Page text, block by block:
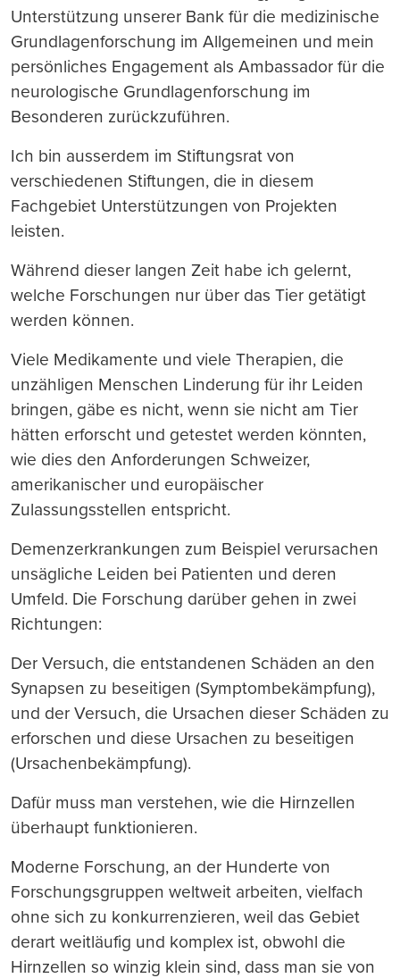
Unterstützung unserer Bank für die medizinische
Grundlagenforschung im Allgemeinen und mein
persönliches Engagement als Ambassador für die
neurologische Grundlagenforschung im
Besonderen zurückzuführen.
Ich bin ausserdem im Stiftungsrat von
verschiedenen Stiftungen, die in diesem
Fachgebiet Unterstützungen von Projekten
leisten.
Während dieser langen Zeit habe ich gelernt,
welche Forschungen nur über das Tier getätigt
werden können.
Viele Medikamente und viele Therapien, die
unzähligen Menschen Linderung für ihr Leiden
bringen, gäbe es nicht, wenn sie nicht am Tier
hätten erforscht und getestet werden könnten,
wie dies den Anforderungen Schweizer,
amerikanischer und europäischer
Zulassungsstellen entspricht.
Demenzerkrankungen zum Beispiel verursachen
unsägliche Leiden bei Patienten und deren
Umfeld. Die Forschung darüber gehen in zwei
Richtungen:
Der Versuch, die entstandenen Schäden an den
Synapsen zu beseitigen (Symptombekämpfung),
und der Versuch, die Ursachen dieser Schäden zu
erforschen und diese Ursachen zu beseitigen
(Ursachenbekämpfung).
Dafür muss man verstehen, wie die Hirnzellen
überhaupt funktionieren.
Moderne Forschung, an der Hunderte von
Forschungsgruppen weltweit arbeiten, vielfach
ohne sich zu konkurrenzieren, weil das Gebiet
derart weitläufig und komplex ist, obwohl die
Hirnzellen so winzig klein sind, dass man sie von